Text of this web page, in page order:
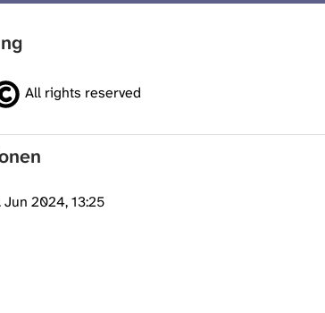
All rights reserved
Jun 2024, 13:25